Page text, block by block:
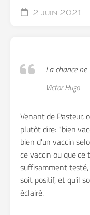
2 juin 2021
La chance
Victor Hugo
Venant de Pasteur,
plutôt dire: "bien
bien d'un vaccin
ce vaccin ou que
suffisamment
soit positif, et qu'il
éclairé.